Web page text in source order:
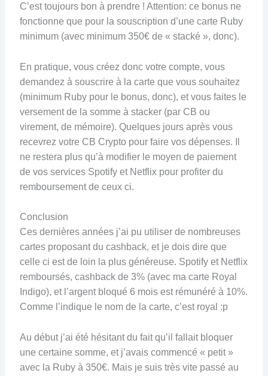
C’est toujours bon à prendre ! Attention: ce bonus ne
fonctionne que pour la souscription d’une carte Ruby
minimum (avec minimum 350€ de « stacké », donc).
En pratique, vous créez donc votre compte, vous
demandez à souscrire à la carte que vous souhaitez
(minimum Ruby pour le bonus, donc), et vous faites le
versement de la somme à stacker (par CB ou
virement, de mémoire). Quelques jours après vous
recevrez votre CB Crypto pour faire vos dépenses. Il
ne restera plus qu’à modifier le moyen de paiement
de vos services Spotify et Netflix pour profiter du
remboursement de ceux ci.
Conclusion
Ces dernières années j’ai pu utiliser de nombreuses
cartes proposant du cashback, et je dois dire que
celle ci est de loin la plus généreuse. Spotify et Netflix
remboursés, cashback de 3% (avec ma carte Royal
Indigo), et l’argent bloqué 6 mois est rémunéré à 10%.
Comme l’indique le nom de la carte, c’est royal :p
Au début j’ai été hésitant du fait qu’il fallait bloquer
une certaine somme, et j’avais commencé « petit »
avec la Ruby à 350€. Mais je suis très vite passé au